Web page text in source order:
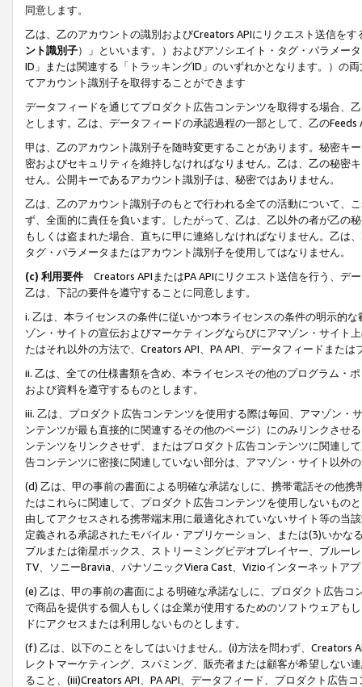
同意します。
乙は、乙のアカウントの識別およびCreators APIにリクエスト送信を
ント識別子）」といいます。）およびアソシエイト・タグ・パラメー
ID」または関連する「トラッキングID」のいずれかとなります。）の
てアカウント識別子を取得することができます
データフィードを通じてプロダクト広告コンテンツを取得する場合、
とします。乙は、データフィードの承認過程の一部として、乙の
甲は、乙のアカウント識別子を随時変更することがあります。秘密キ
密およびセキュリティを維持しなければなりません。乙は、乙の秘密
せん。公開キーであるアカウント識別子は、秘密ではありません。
乙は、乙のアカウント識別子のもとで行われる全ての活動について、
ず、全面的に責任を負います。したがって、乙は、乙以外の者が乙の
もしくは盗まれた場合、直ちに甲に連絡しなければなりません。乙は
タグ・パラメータまたはアカウント識別子を使用してはなりません。
(c) 利用要件 Creators APIまたはPA APIにリクエスト送信を行う、デ
乙は、下記の要件を遵守することに同意します。
i. 乙は、本ライセンスの条件に従いかつ本ライセンスの条件の明示的
ゾン・サイトの宣伝およびマーケティングならびにアマゾン・サイト
たはそれ以外の方法で、Creators API、PA API、データフィードまた
ii. 乙は、全ての仕様書類を含め、本ライセンスその他のプログラム・
および資料を遵守するものとします。
iii. 乙は、プロダクト広告コンテンツを使用する際は毎回、アマゾン
ンテンツが最も直接的に関連するその他のページ）にのみリンクさせ
ンテンツをリンクさせず、またはプロダクト広告コンテンツに関連し
告コンテンツに密接に関連していない部分は、アマゾン・サイト以外
(d) 乙は、甲の事前の書面による明確な承諾なしに、携帯電話その他
たはこれらに関連して、プロダクト広告コンテンツを使用しないもの
由してアクセスされる携帯端末用に最適化されていないサイト等の当
定義される承認されたモバイル・アプリケーション、または(3)いか
ブルまたは衛星ボックス、ストリーミングビデオプレイヤー、ブルー
TV、ソニーBravia、パナソニックViera Cast、Vizioインターネットア
(e) 乙は、甲の事前の書面による明確な承諾なしに、プロダクト広告
で商品を提供する個人もしくは企業が使用するためのソフトウェアも
ドにアクセスまたは利用しないものとします。
(f) 乙は、以下のことをしてはいけません。(i)方法を問わず、Creators
レクトマーケティング、スパミング、販売者または顧客が希望しない
ること、(iii)Creators API、PA API、データフィード、プロダクト広告